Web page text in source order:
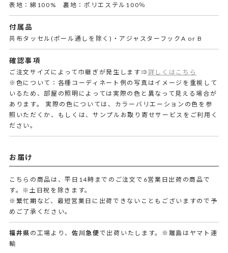
表地：綿100% 裏地：ポリエステル100％
付属品
共布タッセル(ポール通しを除く)・アジャスターフックA or B
確認事項
ご注文サイズによって巾継ぎが発生します⇒詳しくはこちら
※色について：各種コーディネート例の写真はイメージを重視して
いるため、部屋の照明によっては実際の色と異なって見える場合が
あります。 実際の色については、カラーバリエーションの色を参
照いただくか、もしくは、サンプルお取り寄せサービスをご利用く
ださい。
お届け
こちらの商品は、平日14時までのご注文で6営業日出荷の商品で
す。 ※土日祝を除きます。
※繁忙期など、最短営業日に出荷できないこともございますので予
めご了承ください。
福井県 の工場より、佐川急便で出荷いたします。※離島はヤマト運
輸